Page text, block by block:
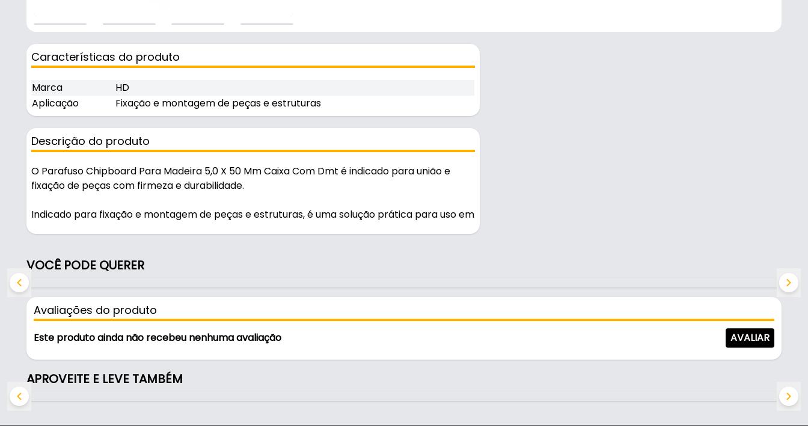
Características do produto
Marca
HD
Aplicação
Fixação e montagem de peças e estruturas
Descrição do produto
O Parafuso Chipboard Para Madeira 5,0 X 50 Mm Caixa Com Dmt é indicado para união e
fixação de peças com firmeza e durabilidade.
Indicado para fixação e montagem de peças e estruturas, é uma solução prática para uso em
Características:
- Marca: HD
Indicado para:
VOCÊ PODE QUERER
Avaliações do produto
Este produto ainda não recebeu nenhuma avaliação AVALIAR
APROVEITE E LEVE TAMBÉM